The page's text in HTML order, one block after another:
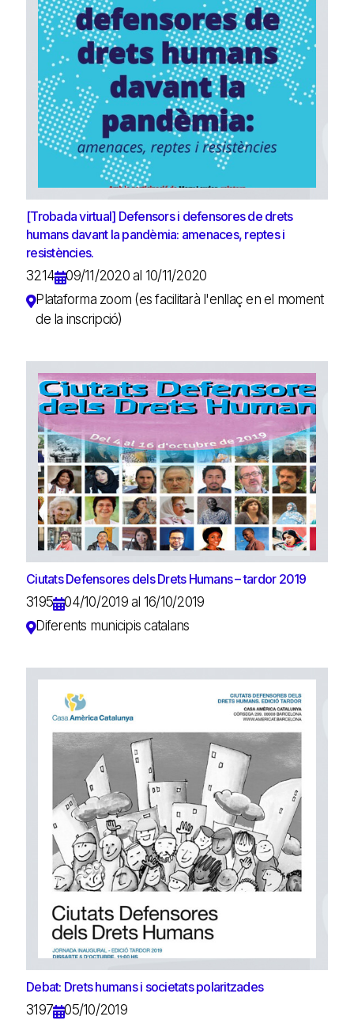
[Trobada virtual] Defensors i defensores de drets
humans davant la pandèmia: amenaces, reptes i
resistències.
3214
09/11/2020 al 10/11/2020
Plataforma zoom (es facilitarà l'enllaç en el moment
de la inscripció)
Ciutats Defensores dels Drets Humans – tardor 2019
3195
04/10/2019 al 16/10/2019
Diferents municipis catalans
Debat: Drets humans i societats polaritzades
3197
05/10/2019